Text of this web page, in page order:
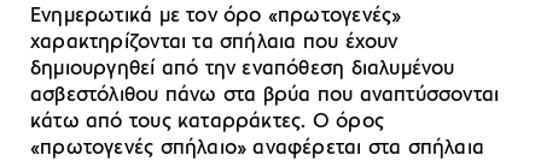
Ενημερωτικά με τον όρο «πρωτογενές»
χαρακτηρίζονται τα σπήλαια που έχουν
δημιουργηθεί από την εναπόθεση διαλυμένου
ασβεστόλιθου πάνω στα βρύα που αναπτύσσονται
κάτω από τους καταρράκτες. Ο όρος
«πρωτογενές σπήλαιο» αναφέρεται στα σπήλαια